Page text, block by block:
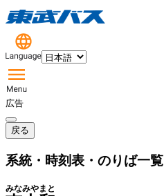
広告
戻る
系統・時刻表・のりば一覧
みなみやまと